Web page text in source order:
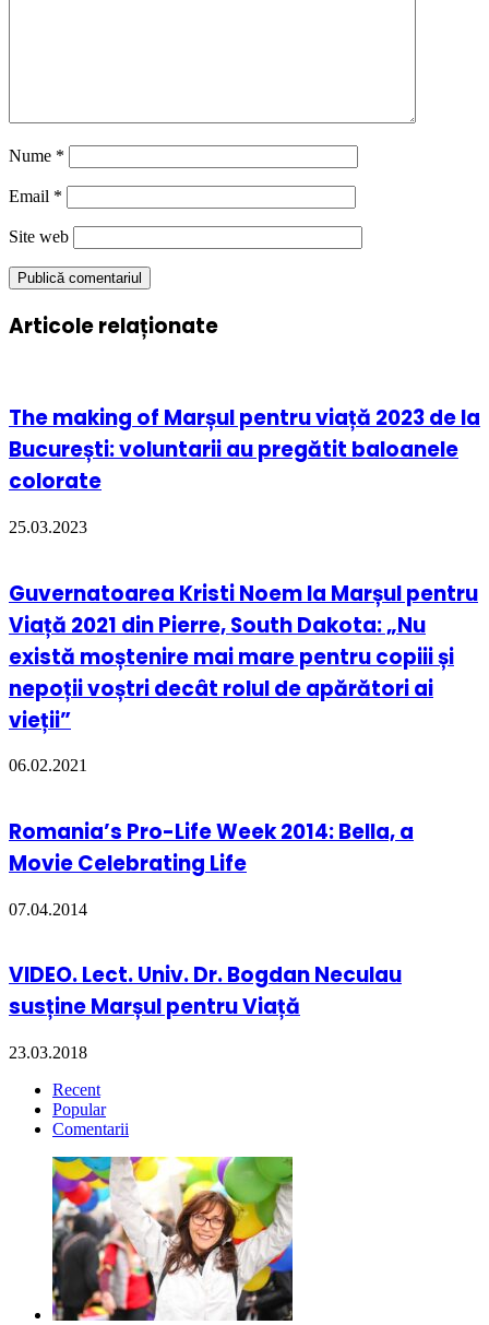
Nume *
Email *
Site web
Articole relaționate
The making of Marșul pentru viață 2023 de la
București: voluntarii au pregătit baloanele
colorate
25.03.2023
Guvernatoarea Kristi Noem la Marșul pentru
Viață 2021 din Pierre, South Dakota: „Nu
există moștenire mai mare pentru copiii și
nepoții voștri decât rolul de apărători ai
vieții”
06.02.2021
Romania’s Pro-Life Week 2014: Bella, a
Movie Celebrating Life
07.04.2014
VIDEO. Lect. Univ. Dr. Bogdan Neculau
susține Marșul pentru Viață
23.03.2018
Recent
Popular
Comentarii